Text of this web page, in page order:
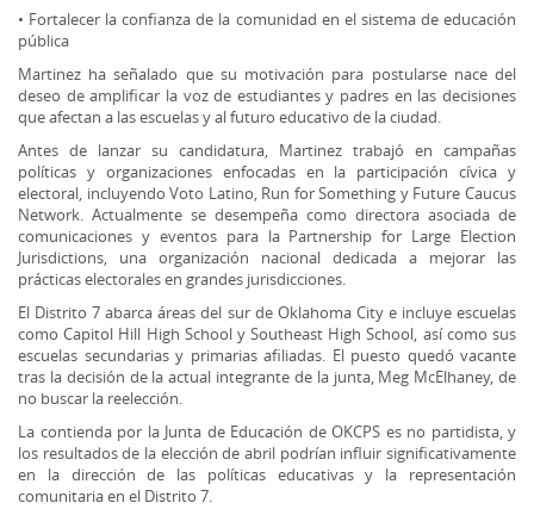
• Fortalecer la confianza de la comunidad en el sistema de educación
pública
Martinez ha señalado que su motivación para postularse nace del
deseo de amplificar la voz de estudiantes y padres en las decisiones
que afectan a las escuelas y al futuro educativo de la ciudad.
Antes de lanzar su candidatura, Martinez trabajó en campañas
políticas y organizaciones enfocadas en la participación cívica y
electoral, incluyendo Voto Latino, Run for Something y Future Caucus
Network. Actualmente se desempeña como directora asociada de
comunicaciones y eventos para la Partnership for Large Election
Jurisdictions, una organización nacional dedicada a mejorar las
prácticas electorales en grandes jurisdicciones.
El Distrito 7 abarca áreas del sur de Oklahoma City e incluye escuelas
como Capitol Hill High School y Southeast High School, así como sus
escuelas secundarias y primarias afiliadas. El puesto quedó vacante
tras la decisión de la actual integrante de la junta, Meg McElhaney, de
no buscar la reelección.
La contienda por la Junta de Educación de OKCPS es no partidista, y
los resultados de la elección de abril podrían influir significativamente
en la dirección de las políticas educativas y la representación
comunitaria en el Distrito 7.